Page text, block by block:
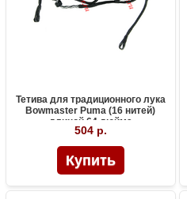
Тетива для традиционного лука
Bowmaster Puma (16 нитей)
длиной 64 дюйма
504 р.